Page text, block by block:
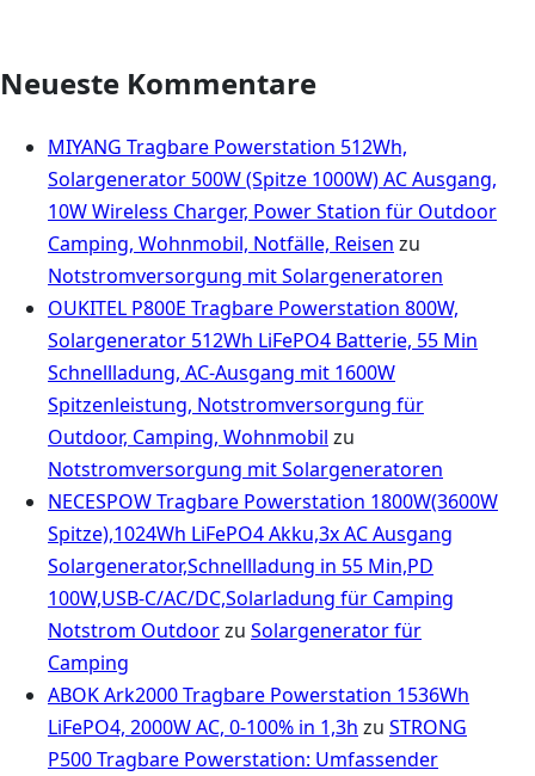
Neueste Kommentare
MIYANG Tragbare Powerstation 512Wh,
Solargenerator 500W (Spitze 1000W) AC Ausgang,
10W Wireless Charger, Power Station für Outdoor
Camping, Wohnmobil, Notfälle, Reisen zu
Notstromversorgung mit Solargeneratoren
OUKITEL P800E Tragbare Powerstation 800W,
Solargenerator 512Wh LiFePO4 Batterie, 55 Min
Schnellladung, AC-Ausgang mit 1600W
Spitzenleistung, Notstromversorgung für
Outdoor, Camping, Wohnmobil zu
Notstromversorgung mit Solargeneratoren
NECESPOW Tragbare Powerstation 1800W(3600W
Spitze),1024Wh LiFePO4 Akku,3x AC Ausgang
Solargenerator,Schnellladung in 55 Min,PD
100W,USB-C/AC/DC,Solarladung für Camping
Notstrom Outdoorzu Solargenerator für
Camping
ABOK Ark2000 Tragbare Powerstation 1536Wh
LiFePO4, 2000W AC, 0-100% in 1,3h zu STRONG
P500 Tragbare Powerstation: Umfassender